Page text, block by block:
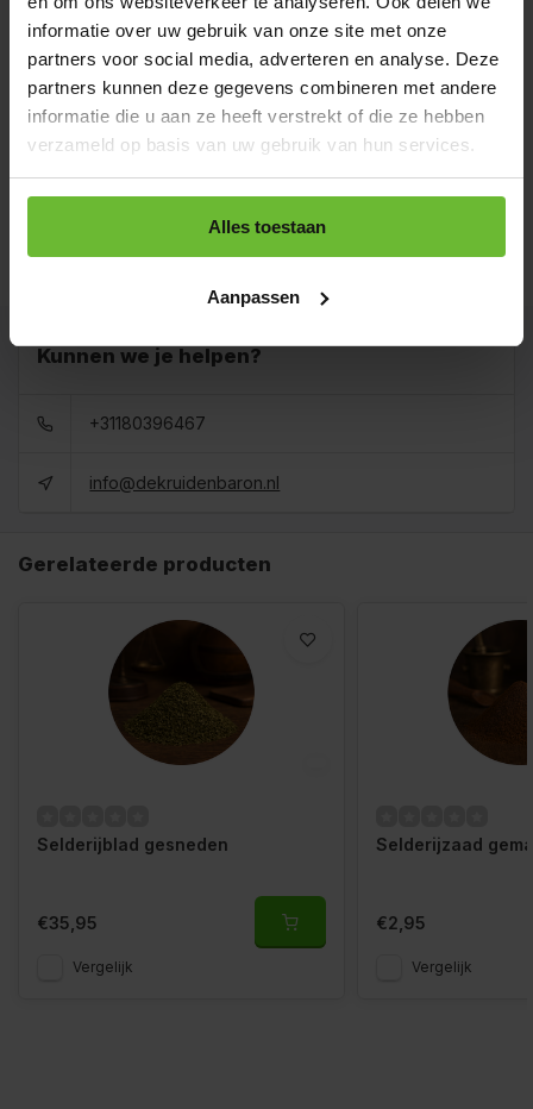
informatie over uw gebruik van onze site met onze
partners voor social media, adverteren en analyse. Deze
partners kunnen deze gegevens combineren met andere
informatie die u aan ze heeft verstrekt of die ze hebben
verzameld op basis van uw gebruik van hun services.
Alles toestaan
Aanpassen
Strooibus 250 gram
Art# 15601Z
Op voorraad
€4,35
Art# 15601K
Op voorraad
€5,80
Baal a 20 kilo
Art# 15601BULK
€89,00
Kunnen we je helpen?
+31180396467
info@dekruidenbaron.nl
Gerelateerde producten
Selderijblad gesneden
€35,95
Vergelijk
Selderijzaad
€2,95
Vergelijk